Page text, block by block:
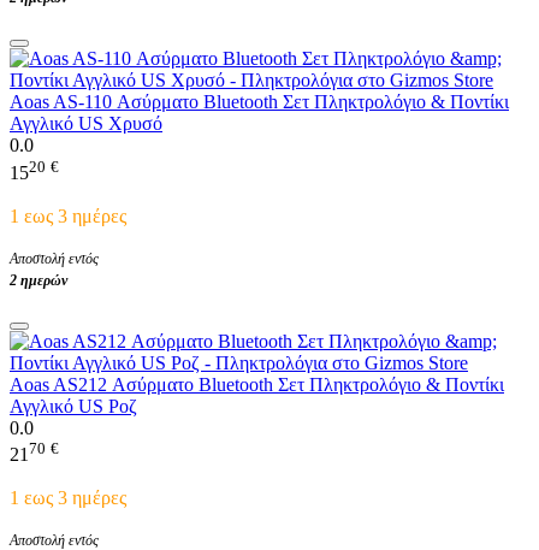
Aoas AS-110 Ασύρματο Bluetooth Σετ Πληκτρολόγιο & Ποντίκι
Αγγλικό US Χρυσό
0.0
1520 €
1 εως 3 ημέρες
Αποστολή εντός
2 ημερών
Aoas AS212 Ασύρματο Bluetooth Σετ Πληκτρολόγιο & Ποντίκι
Αγγλικό US Ροζ
0.0
21 70 €
1 εως 3 ημέρες
Αποστολή εντός